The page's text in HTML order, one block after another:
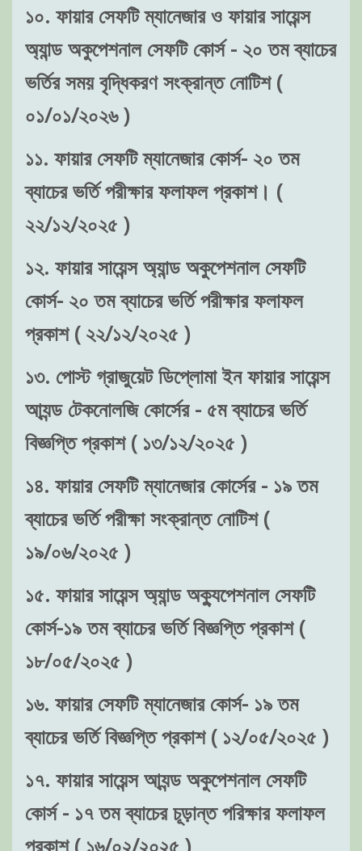
১০. ফায়ার সেফটি ম্যানেজার ও ফায়ার সায়েন্স
অ্যান্ড অকুপেশনাল সেফটি কোর্স - ২০ তম ব্যাচের
ভর্তির সময় বৃদ্ধিকরণ সংক্রান্ত নোটিশ (
০১/০১/২০২৬ )
১১. ফায়ার সেফটি ম্যানেজার কোর্স- ২০ তম
ব্যাচের ভর্তি পরীক্ষার ফলাফল প্রকাশ। (
২২/১২/২০২৫ )
১২. ফায়ার সায়েন্স অ্যান্ড অকুপেশনাল সেফটি
কোর্স- ২০ তম ব্যাচের ভর্তি পরীক্ষার ফলাফল
প্রকাশ ( ২২/১২/২০২৫ )
১৩. পোস্ট গ্রাজুয়েট ডিপ্লোমা ইন ফায়ার সায়েন্স
আ্যন্ড টেকনোলজি কোর্সের - ৫ম ব্যাচের ভর্তি
বিজ্ঞপ্তি প্রকাশ ( ১৩/১২/২০২৫ )
১৪. ফায়ার সেফটি ম্যানেজার কোর্সের - ১৯ তম
ব্যাচের ভর্তি পরীক্ষা সংক্রান্ত নোটিশ (
১৯/০৬/২০২৫ )
১৫. ফায়ার সায়েন্স অ্যান্ড অক্যুপেশনাল সেফটি
কোর্স-১৯ তম ব্যাচের ভর্তি বিজ্ঞপ্তি প্রকাশ (
১৮/০৫/২০২৫ )
১৬. ফায়ার সেফটি ম্যানেজার কোর্স- ১৯ তম
ব্যাচের ভর্তি বিজ্ঞপ্তি প্রকাশ ( ১২/০৫/২০২৫ )
১৭. ফায়ার সায়েন্স আ্যন্ড অকুপেশনাল সেফটি
কোর্স - ১৭ তম ব্যাচের চূড়ান্ত পরিক্ষার ফলাফল
প্রকাশ ( ১৬/০২/২০২৫ )